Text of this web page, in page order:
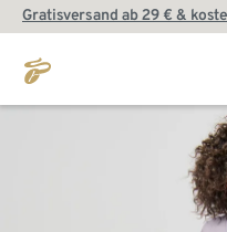
Gratisversand ab 29 € &